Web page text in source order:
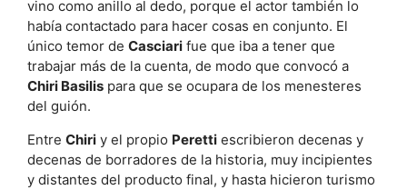
vino como anillo al dedo, porque el actor también lo
había contactado para hacer cosas en conjunto. El
único temor de Casciari fue que iba a tener que
trabajar más de la cuenta, de modo que convocó a
Chiri Basilis para que se ocupara de los menesteres
del guión.
Entre Chiri y el propio Peretti escribieron decenas y
decenas de borradores de la historia, muy incipientes
y distantes del producto final, y hasta hicieron turismo